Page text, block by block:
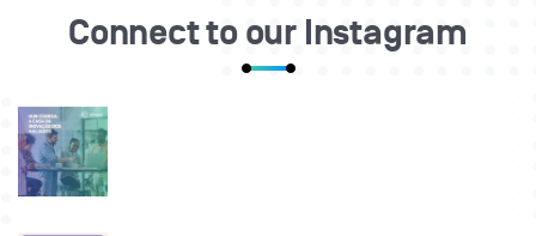
Connect to our Instagram